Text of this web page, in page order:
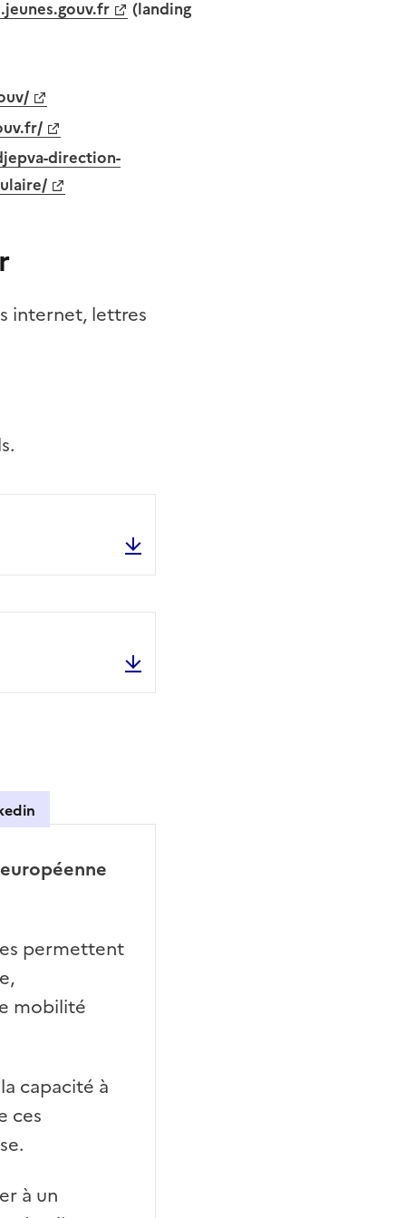
(landing
direction-
internet, lettres
Kit de communication digitale
Kit de communication à imprimer
permettent
mobilité
capacité à
ces
à un